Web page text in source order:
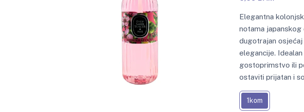
Elegantna
notama
dugotrajan
elegancije.
gostoprimstvo ili
ostaviti prijatan i
1kom